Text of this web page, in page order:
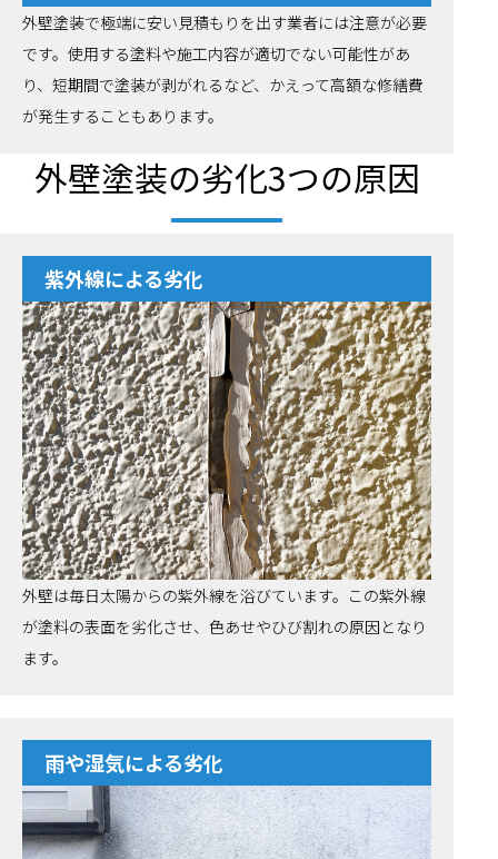
外壁塗装で極端に安い見積もりを出す業者には注意が必要
です。使用する塗料や施工内容が適切でない可能性があ
り、短期間で塗装が剥がれるなど、かえって高額な修繕費
が発生することもあります。
外壁塗装の劣化3つの原因
紫外線による劣化
外壁は毎日太陽からの紫外線を浴びています。この紫外線
が塗料の表面を劣化させ、色あせやひび割れの原因となり
ます。
雨や湿気による劣化